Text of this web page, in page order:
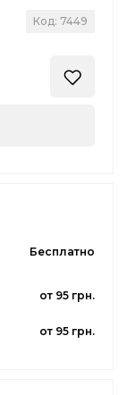
Код: 7449
Бесплатно
от 95 грн.
от 95 грн.